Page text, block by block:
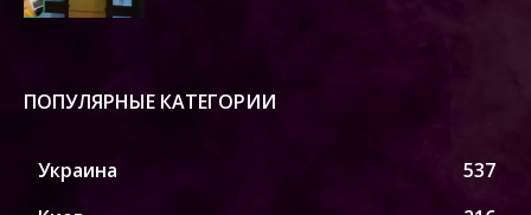
ПОПУЛЯРНЫЕ КАТЕГОРИИ
Украина
537